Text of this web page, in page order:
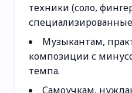
техники (соло,
Музыкантам,
композиции с
темпа.
Самоучкам,